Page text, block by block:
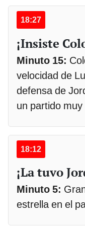
18:27
¡Insiste
Minuto 15:
velocidad de
defensa de
un partido muy
18:12
¡La tuvo
Minuto 5:
estrella en el